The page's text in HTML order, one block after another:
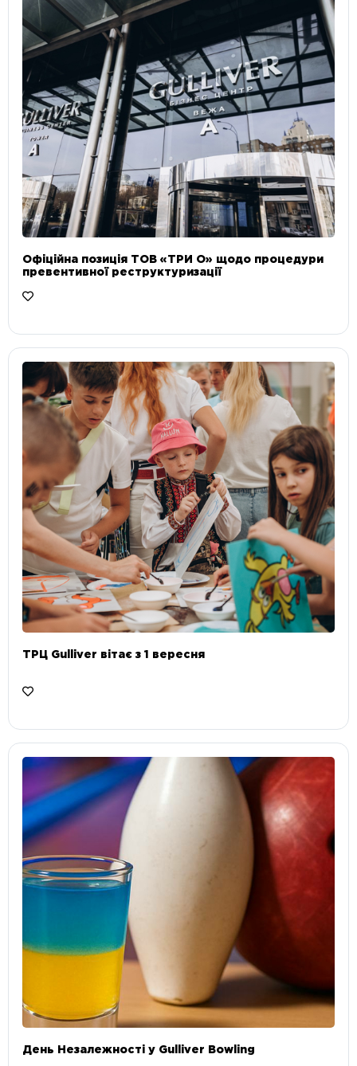
Офіційна позиція ТОВ «ТРИ О» щодо процедури
превентивної реструктуризації
ТРЦ Gulliver вітає з 1 вересня
День Незалежності у Gulliver Bowling